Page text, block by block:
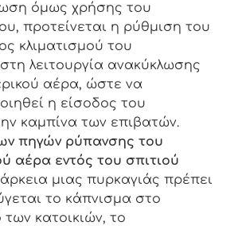
όμως χρήσης του
προτείνεται η ρύθμιση του
κλιματισμού του
λειτουργία ανακύκλωσης
αέρα, ώστε να
η είσοδος του
καμπίνα των επιβατών.
πηγών ρύπανσης του
αέρα εντός του σπιτιού
μιας πυρκαγιάς πρέπει
το κάπνισμα στο
των κατοικιών, το